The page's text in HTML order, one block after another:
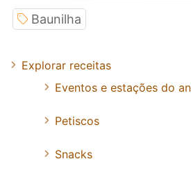
Baunilha
Explorar receitas
Eventos e estações do
Petiscos
Snacks